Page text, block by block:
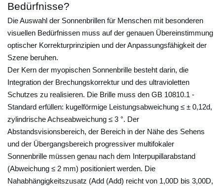
e
n
b
r
i
l
l
e
n
5
S
o
n
Bedürfnisse?
Die Auswahl der Sonnenbrillen für Menschen mit besonderen
visuellen Bedürfnissen muss auf der genauen Übereinstimmung
optischer Korrekturprinzipien und der Anpassungsfähigkeit der
Szene beruhen.
Der Kern der myopischen Sonnenbrille besteht darin, die
Integration der Brechungskorrektur und des ultravioletten
Schutzes zu realisieren. Die Brille muss den GB 10810.1 -
Standard erfüllen: kugelförmige Leistungsabweichung ≤ ± 0,12d,
zylindrische Achseabweichung ≤ 3 °. Der
Abstandsvisionsbereich, der Bereich in der Nähe des Sehens
und der Übergangsbereich progressiver multifokaler
Sonnenbrille müssen genau nach dem Interpupillarabstand
(Abweichung ≤ 2 mm) positioniert werden. Die
Nahabhängigkeitszusatz (Add (Add) reicht von 1,00D bis 3,00D,